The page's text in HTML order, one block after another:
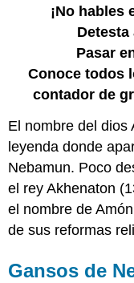
¡No hables
Detesta
Pasar
Conoce todos
contador de
El nombre del dios
leyenda donde
Nebamun. Poco
el rey Akhenaton
el nombre de
de sus reformas
Gansos de